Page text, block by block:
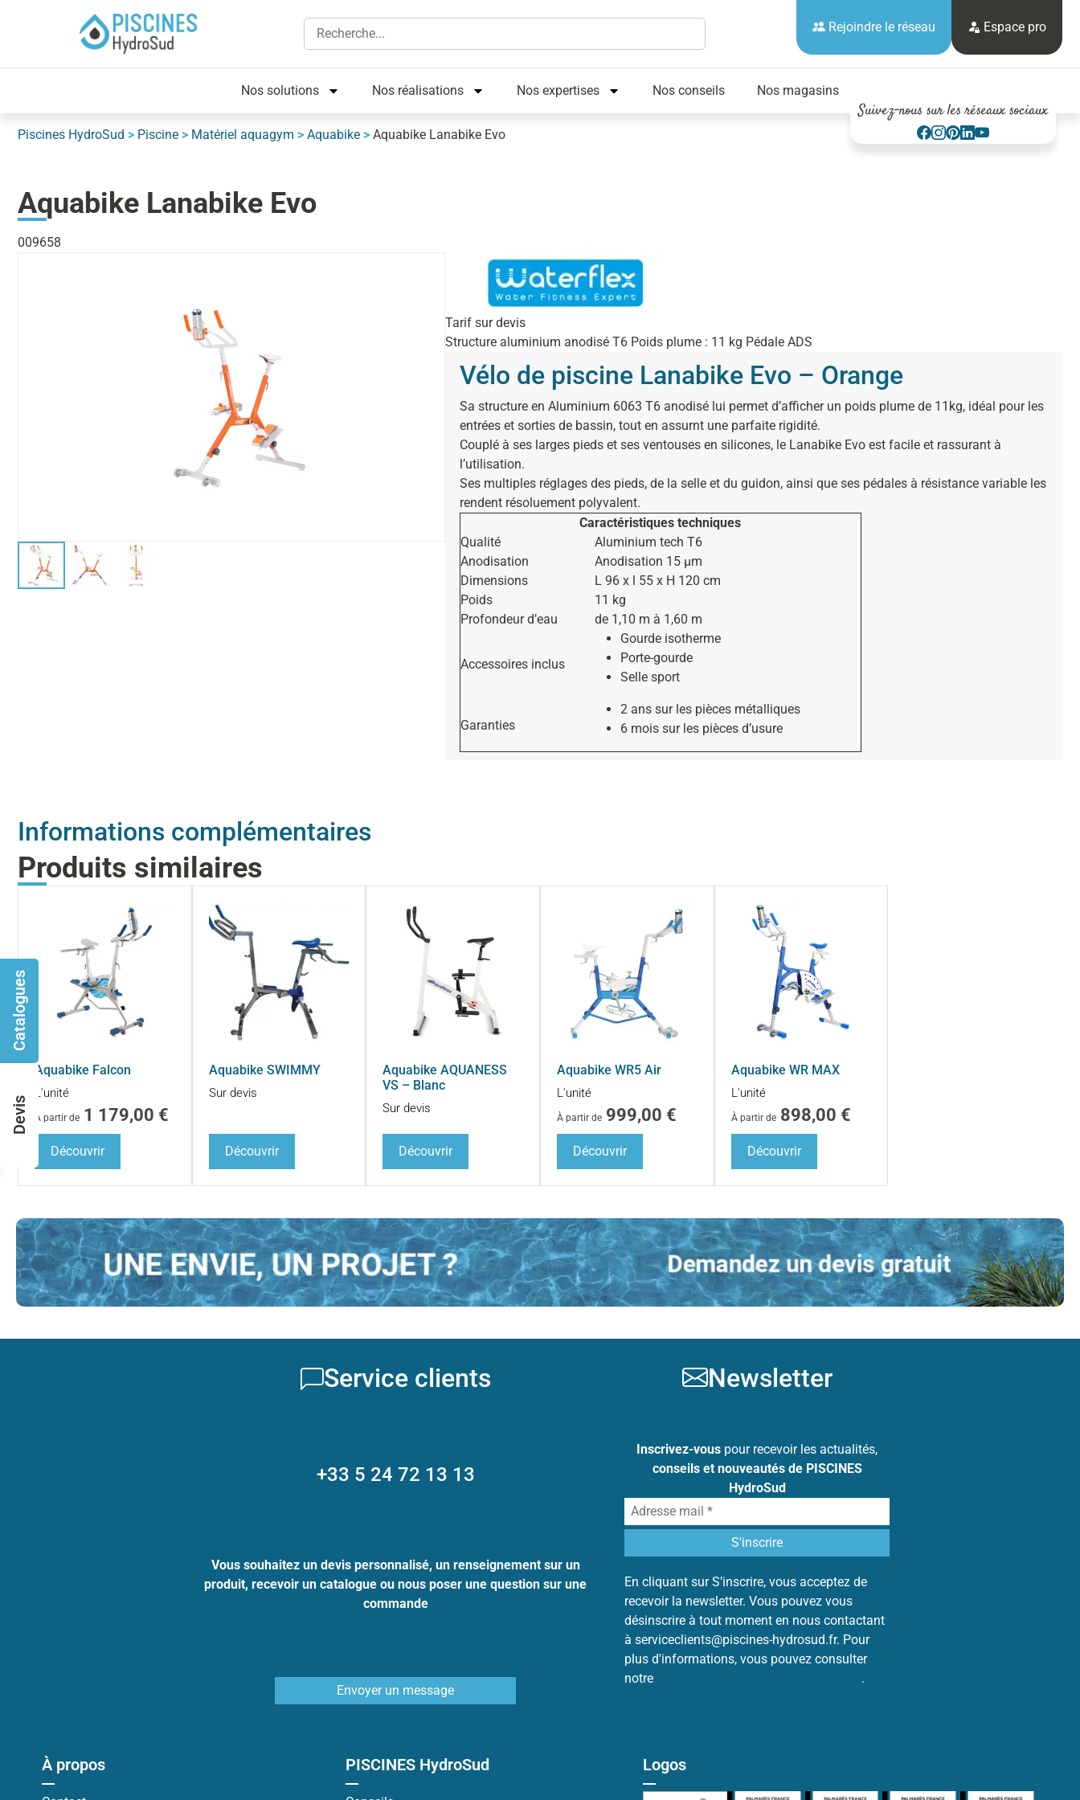
Catalogues
Devis
Rejoindre le réseau Espace pro
Nos solutions Nos réalisations Nos expertises Nos conseils Nos magasins
Suivez-nous sur les réseaux sociaux
Piscines HydroSud > Piscine > Matériel aquagym > Aquabike > Aquabike Lanabike Evo
Aquabike Lanabike Evo
009658
Tarif sur devis
Structure aluminium anodisé T6 Poids plume : 11 kg Pédale ADS
Vélo de piscine Lanabike Evo – Orange
Sa structure en Aluminium 6063 T6 anodisé lui permet d’afficher un poids plume de 11kg, idéal pour les
entrées et sorties de bassin, tout en assurnt une parfaite rigidité.
Couplé à ses larges pieds et ses ventouses en silicones, le Lanabike Evo est facile et rassurant à
l’utilisation.
Ses multiples réglages des pieds, de la selle et du guidon, ainsi que ses pédales à résistance variable les
rendent résoluement polyvalent.
Caractéristiques techniques
Qualité
Aluminium tech T6
Anodisation
Anodisation 15 µm
Dimensions
L 96 x l 55 x H 120 cm
Poids
11 kg
Profondeur d’eau
de 1,10 m à 1,60 m
Accessoires inclus
Gourde isotherme
Porte-gourde
Selle sport
Garanties
2 ans sur les pièces métalliques
6 mois sur les pièces d’usure
Informations complémentaires
Produits similaires
Aquabike Falcon
L'unité
À partir de 1 179,00 €
Découvrir
Aquabike SWIMMY
Sur devis
Découvrir
Aquabike AQUANESS
VS – Blanc
Sur devis
Découvrir
Aquabike WR5 Air
L'unité
À partir de 999,00 €
Découvrir
Aquabike WR MAX
L'unité
À partir de 898,00 €
Découvrir
Service clients
+33 5 24 72 13 13
Vous souhaitez un devis personnalisé, un renseignement sur un
produit, recevoir un catalogue ou nous poser une question sur une
commande
Envoyer un message
Newsletter
Inscrivez-vous pour recevoir les actualités,
conseils et nouveautés de PISCINES
HydroSud
En cliquant sur S’inscrire, vous acceptez de
recevoir la newsletter. Vous pouvez vous
désinscrire à tout moment en nous contactant
à serviceclients@piscines-hydrosud.fr. Pour
plus d'informations, vous pouvez consulter
notre
.
À propos PISCINES HydroSud Logos